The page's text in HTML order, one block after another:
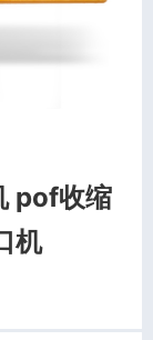
pof收缩
机